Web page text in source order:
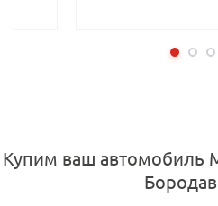
Купим ваш автомобиль